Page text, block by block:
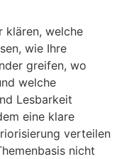
klären, welche
wie Ihre
greifen, wo
welche
Lesbarkeit
eine klare
verteilen
nicht